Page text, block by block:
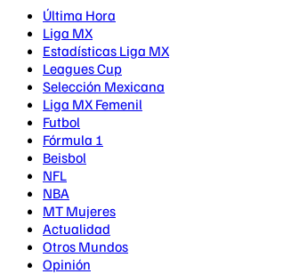
Última Hora
Liga MX
Estadísticas Liga MX
Leagues Cup
Selección Mexicana
Liga MX Femenil
Futbol
Fórmula 1
Beisbol
NFL
NBA
MT Mujeres
Actualidad
Otros Mundos
Opinión